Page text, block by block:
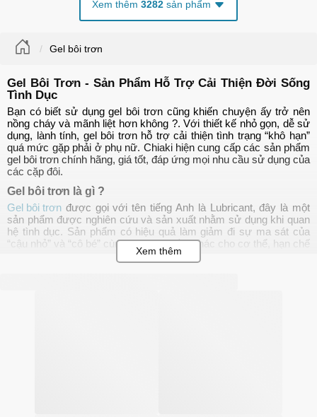
Xem thêm 3282 sản phẩm
Gel bôi trơn
Gel Bôi Trơn - Sản Phẩm Hỗ Trợ Cải Thiện Đời Sống
Tình Dục
Bạn có biết sử dụng gel bôi trơn cũng khiến chuyện ấy trở nên
nồng cháy và mãnh liệt hơn không ?. Với thiết kế nhỏ gọn, dễ sử
dụng, lành tính, gel bôi trơn hỗ trợ cải thiện tình trạng “khô hạn”
quá mức gặp phải ở phụ nữ. Chiaki hiện cung cấp các sản phẩm
gel bôi trơn chính hãng, giá tốt, đáp ứng mọi nhu cầu sử dụng của
các cặp đôi.
Gel bôi trơn là gì ?
Gel bôi trơn được gọi với tên tiếng Anh là Lubricant, đây là một
sản phẩm được nghiên cứu và sản xuất nhằm sử dụng khi quan
hệ tình dục. Sản phẩm có hiệu quả làm giảm đi sự ma sát của
“cậu nhỏ” và “cô bé” cùng với các phần khác cho cơ thể, hạn chế
tối đa việc khô cạn gây đau rát khi “lâm trận”.